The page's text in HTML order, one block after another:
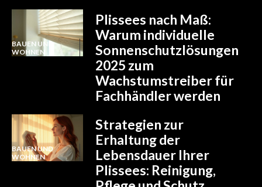
BAUEN UND
WOHNEN
Plissees nach Maß:
Warum individuelle
Sonnenschutzlösungen
2025 zum
Wachstumstreiber für
Fachhändler werden
BAUEN UND
WOHNEN
Strategien zur
Erhaltung der
Lebensdauer Ihrer
Plissees: Reinigung,